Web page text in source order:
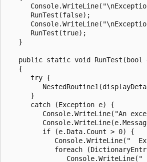
      RunTest(false);
      RunTest(true);
   }
public static void RunTest(bool
   {
      try {
      }
      catch (Exception e) {
Console.WriteLine("An
         if (e.Data.Count > 0) {
Console.WriteLine("
foreach
Console.WriteLine("